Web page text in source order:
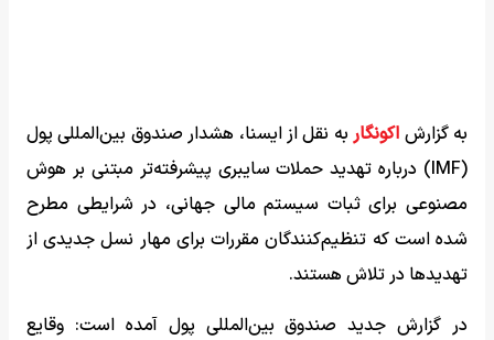
به گزارش اکونگاربه نقل از ایسنا، هشدار صندوق بین‌المللی پول
(IMF) درباره تهدید حملات سایبری پیشرفته‌تر مبتنی بر هوش
مصنوعی برای ثبات سیستم مالی جهانی، در شرایطی مطرح
شده است که تنظیم‌کنندگان مقررات برای مهار نسل جدیدی از
تهدیدها در تلاش هستند.
در گزارش جدید صندوق بین‌المللی پول آمده است: وقایع